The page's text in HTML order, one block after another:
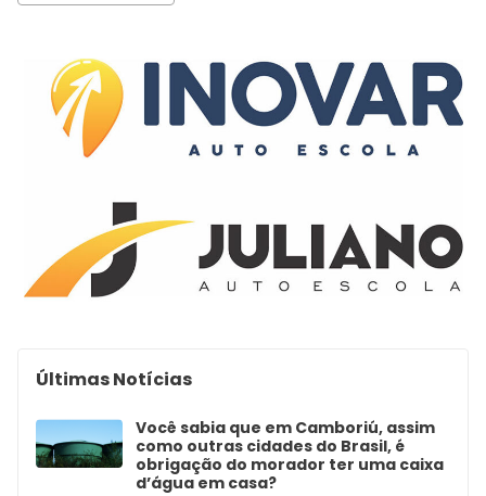
Últimas Notícias
Você sabia que em Camboriú, assim
como outras cidades do Brasil, é
obrigação do morador ter uma caixa
d’água em casa?